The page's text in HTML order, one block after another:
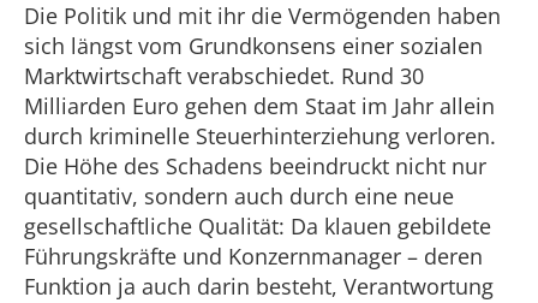
Die Politik und mit ihr die Vermögenden haben
sich längst vom Grundkonsens einer sozialen
Marktwirtschaft verabschiedet. Rund 30
Milliarden Euro gehen dem Staat im Jahr allein
durch kriminelle Steuerhinterziehung verloren.
Die Höhe des Schadens beeindruckt nicht nur
quantitativ, sondern auch durch eine neue
gesellschaftliche Qualität: Da klauen gebildete
Führungskräfte und Konzernmanager – deren
Funktion ja auch darin besteht, Verantwortung